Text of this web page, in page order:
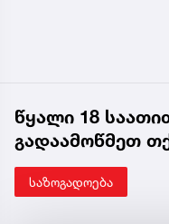
წყალი 18
გადაამოწმეთ
საზოგადოება